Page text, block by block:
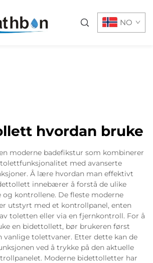
NO
hvordan bruke
moderne badefikstur som kombinerer
med avanserte
Å lære hvordan man effektivt
innebærer å forstå de ulike
og kontrollene. De fleste moderne
utstyrt med et kontrollpanel, enten
toletten eller via en fjernkontroll. For å
en bidettollett, bør brukeren først
vanlige tolettvaner. Etter dette kan de
ved å trykke på den aktuelle
Moderne bidettolletter har